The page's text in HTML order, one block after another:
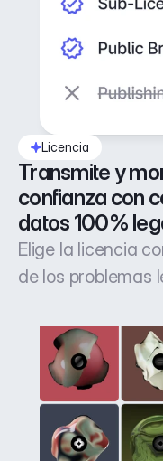
Licencia
Transmite y
confianza con
datos 100%
Elige la licencia
de los problemas